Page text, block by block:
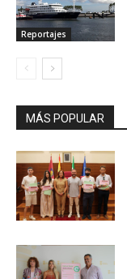
Reportajes
MÁS POPULAR